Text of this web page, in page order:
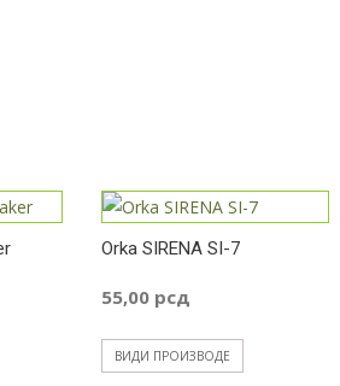
Orka SIRENA SI-7
55,00 рсд
ВИДИ ПРОИЗВОДЕ